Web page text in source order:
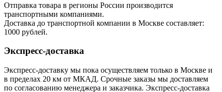
Отправка товара в регионы России производится
транспортными компаниями.
Доставка до транспортной компании в Москве составляет:
1000 рублей.
Экспресс-доставка
Экспресс-доставку мы пока осуществляем только в Москве и
в пределах 20 км от МКАД. Срочные заказы мы доставляем
по согласованию менеджера и заказчика. Экспресс-доставка